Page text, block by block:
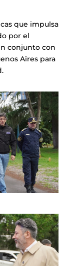
que impulsa
por el
conjunto con
Aires para